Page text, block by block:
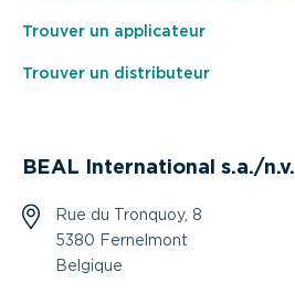
Trouver un applicateur
Trouver un distributeur
BEAL International s.a./n.v.
Rue du Tronquoy, 8
5380 Fernelmont
Belgique